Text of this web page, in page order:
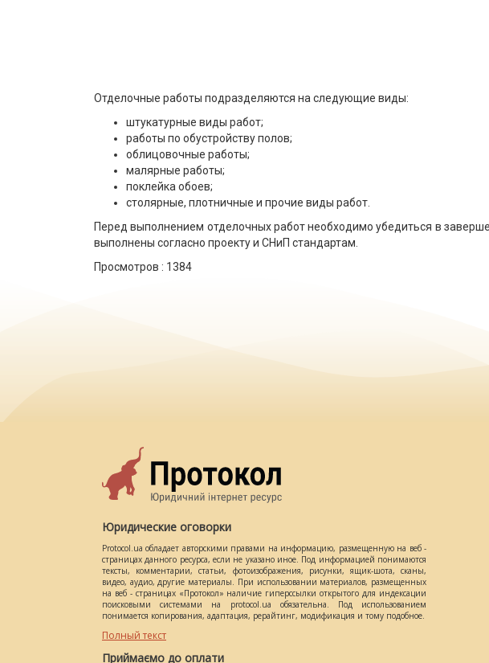
Отделочные работы подразделяются на следующие виды:
штукатурные виды работ;
работы по обустройству полов;
облицовочные работы;
малярные работы;
поклейка обоев;
столярные, плотничные и прочие виды работ.
Перед выполнением отделочных работ необходимо убедиться в
выполнены согласно проекту и СНиП стандартам.
Просмотров : 1384
Юридические оговорки
Protocol.ua обладает авторскими правами на информацию, размещенную на веб -
страницах данного ресурса, если не указано иное. Под информацией понимаются
тексты, комментарии, статьи, фотоизображения, рисунки, ящик-шота, сканы,
видео, аудио, другие материалы. При использовании материалов, размещенных
на веб - страницах «Протокол» наличие гиперссылки открытого для индексации
поисковыми системами на protocol.ua обязательна. Под использованием
понимается копирования, адаптация, рерайтинг, модификация и тому подобное.
Полный текст
Приймаємо до оплати